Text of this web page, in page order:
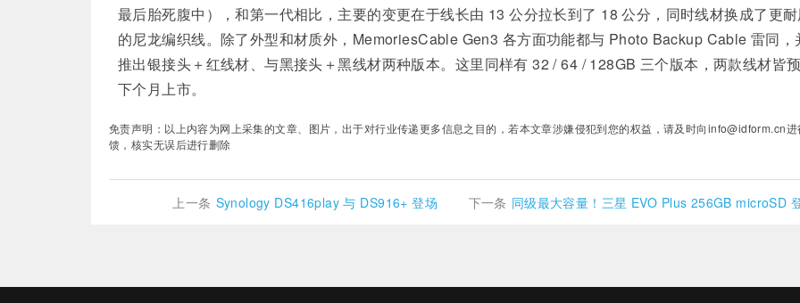
最后胎死腹中），和第一代相比，主要的变更在于线长由 13 公分拉长到了 18 公分，同时线材换成了更
的尼龙编织线。除了外型和材质外，MemoriesCable Gen3 各方面功能都与 Photo Backup Cable 雷同，
推出银接头＋红线材、与黑接头＋黑线材两种版本。这里同样有 32 / 64 / 128GB 三个版本，两款线材皆
下个月上市。
免责声明：以上内容为网上采集的文章、图片，出于对行业传递更多信息之目的，若本文章涉嫌侵犯到您的权益，请及时向info@idform.cn进
馈，核实无误后进行删除
上一条 Synology DS416play 与 DS916+ 登场 下一条 同级最大容量！三星 EVO Plus 256GB microSD